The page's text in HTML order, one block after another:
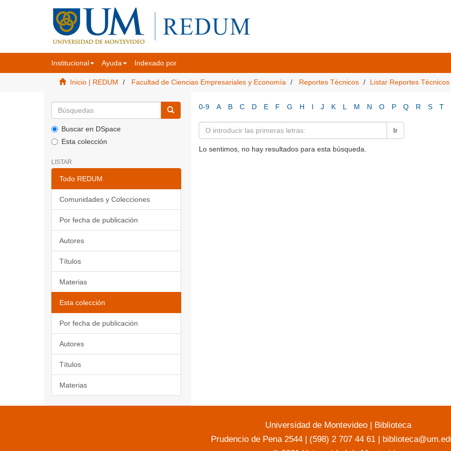
Institucional Ayuda Indexado por
Inicio | REDUM Facultad de Ciencias Empresariales y Economía Reportes Técnicos Listar Reportes
Buscar en DSpace
Esta colección
LISTAR
Todo REDUM
Comunidades y Colecciones
Por fecha de publicación
Autores
Títulos
Materias
Esta colección
Por fecha de publicación
Autores
Títulos
Materias
0-9 A B C D E F G H I J K L M N O P Q R S T
Ir
Lo sentimos, no hay resultados para esta búsqueda.
Universidad de Montevideo | Biblioteca
Prudencio de Pena 2544 | (598) 2 707 44 61 |